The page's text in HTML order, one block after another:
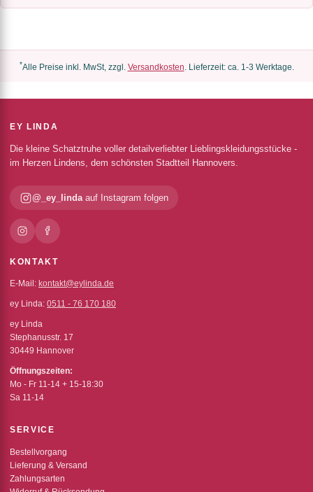
*Alle Preise inkl. MwSt, zzgl. Versandkosten. Lieferzeit: ca. 1-3 Werktage.
EY LINDA
Die kleine Schatztruhe voller detailverliebter Lieblingskleidungsstücke -
im Herzen Lindens, dem schönsten Stadtteil Hannovers.
@_ey_lindaauf Instagram folgen
KONTAKT
E-Mail: kontakt@eylinda.de
ey Linda: 0511 - 76 170 180
ey Linda
Stephanusstr. 17
30449 Hannover
Öffnungszeiten:
Mo - Fr 11-14 + 15-18:30
Sa 11-14
SERVICE
Bestellvorgang
Lieferung & Versand
Zahlungsarten